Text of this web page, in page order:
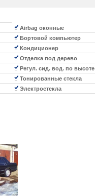
Airbag оконные
Бортовой компьютер
Кондиционер
Отделка под дерево
Регул. сид. вод. по высоте
Тонированные стекла
Электростекла